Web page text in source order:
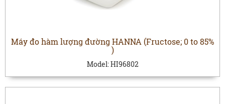
Máy đo hàm lượng đường HANNA (Fructose; 0 to 85%
)
Model:HI96802